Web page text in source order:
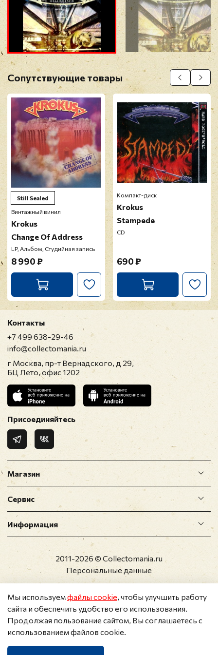
Прикрепить фото
Оставить отзыв
Перед публикацией отзывы проходят
модерацию
Сопутствующие товары
Still Sealed
Винтажный винил
Krokus
Change Of Address
LP, Альбом, Студийная запись
8 990 ₽
Компакт-диск
Krokus
Stampede
CD
690 ₽
Магазин
Сервис
Информация
Контакты
+7 499 638-29-46
info@collectomania.ru
г Москва, пр-т Вернадского, д 29,
БЦ Лето, офис 1202
Присоединяйтесь
2011-2026 © Collectomania.ru
Персональные данные
Мы используемфайлы cookie, чтобы улучшить работу
сайта и обеспечить удобство его использования.
Продолжая пользование сайтом, Вы соглашаетесь с
использованием файлов cookie.